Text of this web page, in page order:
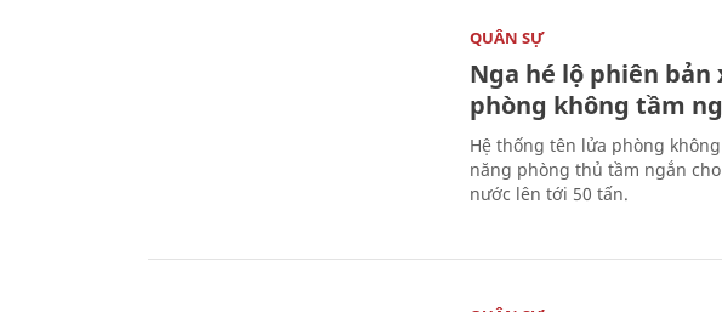
QUÂN SỰ
Nga hé lộ phiên
phòng không tầm
Hệ thống tên lửa phòng
năng phòng thủ tầm ngắn
nước lên tới 50 tấn.